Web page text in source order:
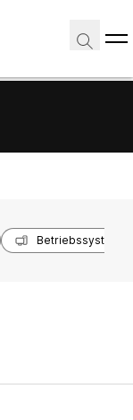
Betriebssysteme